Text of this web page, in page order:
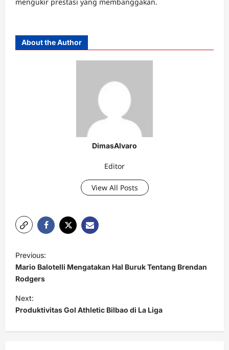
About the Author
DimasAlvaro
Editor
View All Posts
P
o
s
t
n
a
Previous:
Mario Balotelli Mengatakan Hal Buruk Tentang Brendan
Rodgers
Next:
Produktivitas Gol Athletic Bilbao di La Liga